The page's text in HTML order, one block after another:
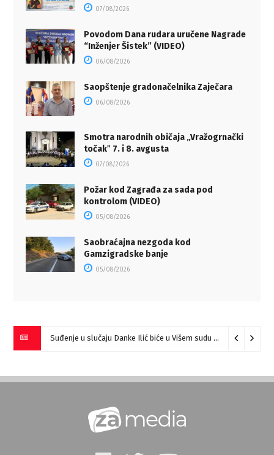
07/08/2026
Povodom Dana rudara uručene Nagrade
“Inženjer Šistek” (VIDEO)
06/08/2026
Saopštenje gradonačelnika Zaječara
06/08/2026
Smotra narodnih običaja „Vražogrnački
točakˮ 7. i 8. avgusta
07/08/2026
Požar kod Zagrađa za sada pod
kontrolom (VIDEO)
05/08/2026
Saobraćajna nezgoda kod
Gamzigradske banje
05/08/2026
Suđenje u slučaju Danke Ilić biće u Višem sudu u Negotinu?